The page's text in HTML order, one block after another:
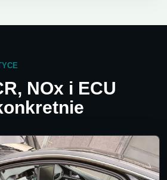
NOx i ECU